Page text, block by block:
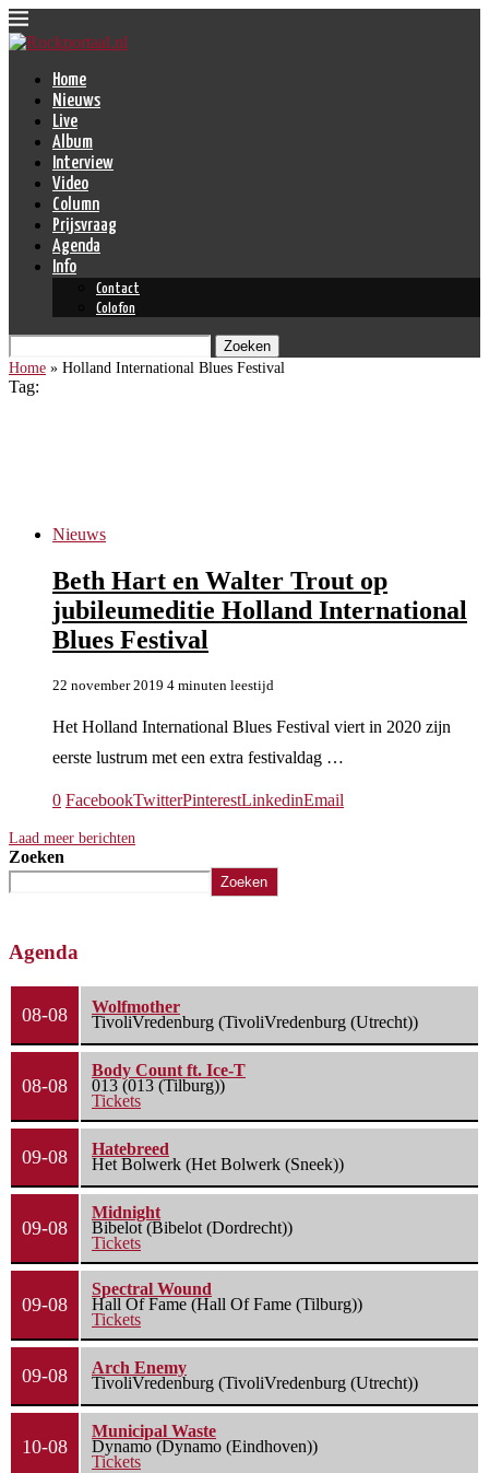
Home
Nieuws
Live
Album
Interview
Video
Column
Prijsvraag
Agenda
Info
Contact
Colofon
Zoeken
Home » Holland International Blues Festival
Tag:
Nieuws
Beth Hart en Walter Trout op
jubileumeditie Holland International
Blues Festival
22 november 2019 4 minuten leestijd
Het Holland International Blues Festival viert in 2020 zijn
eerste lustrum met een extra festivaldag …
0 FacebookTwitterPinterestLinkedinEmail
Laad meer berichten
Zoeken
Zoeken
Agenda
08-08
Wolfmother
TivoliVredenburg (TivoliVredenburg (Utrecht))
08-08
Body Count ft. Ice-T
013 (013 (Tilburg))
Tickets
09-08
Hatebreed
Het Bolwerk (Het Bolwerk (Sneek))
09-08
Midnight
Bibelot (Bibelot (Dordrecht))
Tickets
09-08
Spectral Wound
Hall Of Fame (Hall Of Fame (Tilburg))
Tickets
09-08
Arch Enemy
TivoliVredenburg (TivoliVredenburg (Utrecht))
10-08
Municipal Waste
Dynamo (Dynamo (Eindhoven))
Tickets